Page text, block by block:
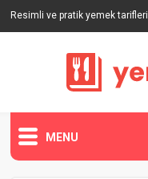
Resimli ve pratik yemek tarifleri
MENU